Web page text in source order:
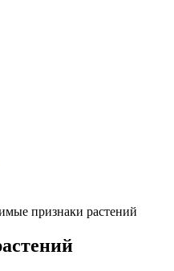
признаки растений